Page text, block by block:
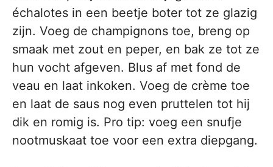
échalotes in een beetje boter tot ze glazig
zijn. Voeg de champignons toe, breng op
smaak met zout en peper, en bak ze tot ze
hun vocht afgeven. Blus af met fond de
veau en laat inkoken. Voeg de crème toe
en laat de saus nog even pruttelen tot hij
dik en romig is. Pro tip: voeg een snufje
nootmuskaat toe voor een extra diepgang.